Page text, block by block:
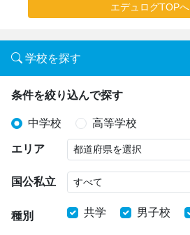
エデュログTOPへ
学校を探す
条件を絞り込んで探す
中学校 高等学校
エリア
国公私立
種別 共学 男子校